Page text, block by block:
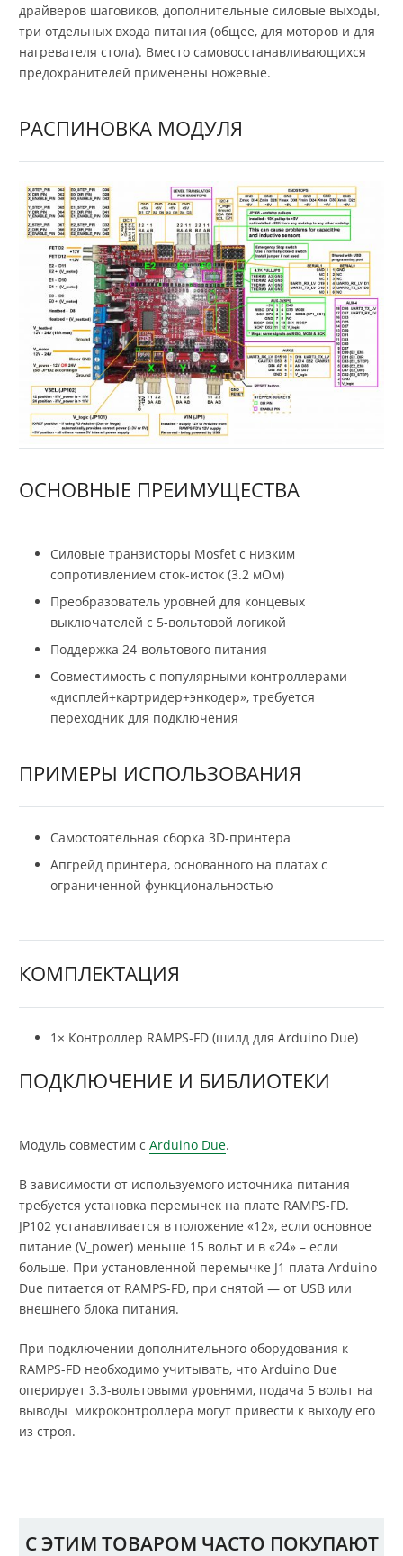
драйверов шаговиков, дополнительные силовые выходы,
три отдельных входа питания (общее, для моторов и для
нагревателя стола). Вместо самовосстанавливающихся
предохранителей применены ножевые.
РАСПИНОВКА МОДУЛЯ
ОСНОВНЫЕ ПРЕИМУЩЕСТВА
Силовые транзисторы Mosfet с низким
сопротивлением сток-исток (3.2 мОм)
Преобразователь уровней для концевых
выключателей с 5-вольтовой логикой
Поддержка 24-вольтового питания
Совместимость с популярными контроллерами
«дисплей+картридер+энкодер», требуется
переходник для подключения
ПРИМЕРЫ ИСПОЛЬЗОВАНИЯ
Самостоятельная сборка 3D-принтера
Апгрейд принтера, основанного на платах с
ограниченной функциональностью
КОМПЛЕКТАЦИЯ
1× Контроллер RAMPS-FD (шилд для Arduino Due)
ПОДКЛЮЧЕНИЕ И БИБЛИОТЕКИ
Модуль совместим с Arduino Due.
В зависимости от используемого источника питания
требуется установка перемычек на плате RAMPS-FD.
JP102 устанавливается в положение «12», если основное
питание (V_power) меньше 15 вольт и в «24» – если
больше. При установленной перемычке J1 плата Arduino
Due питается от RAMPS-FD, при снятой — от USB или
внешнего блока питания.
При подключении дополнительного оборудования к
RAMPS-FD необходимо учитывать, что Arduino Due
оперирует 3.3-вольтовыми уровнями, подача 5 вольт на
выводы микроконтроллера могут привести к выходу его
из строя.
С ЭТИМ ТОВАРОМ ЧАСТО ПОКУПАЮТ